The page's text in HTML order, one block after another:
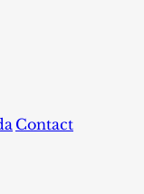
Contact